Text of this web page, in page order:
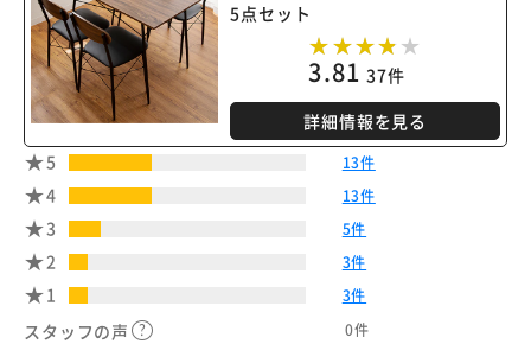
5点セット
3.81 37件
詳細情報を見る
5
13件
4 13件
3 5件
2 3件
1 3件
スタッフの声 0件